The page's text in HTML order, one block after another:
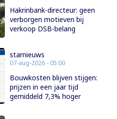
Hakrinbank-directeur: geen
verborgen motieven bij
verkoop DSB-belang
starnieuws
07-aug-2026 - 05:00
Bouwkosten blijven stijgen:
prijzen in een jaar tijd
gemiddeld 7,3% hoger